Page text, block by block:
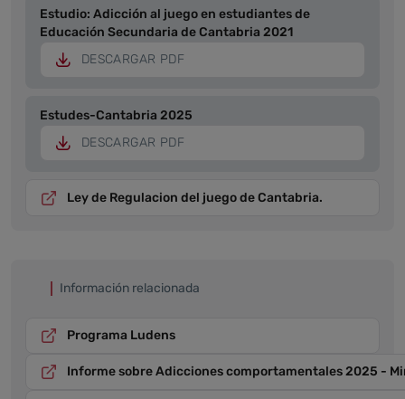
Estudio: Adicción al juego en estudiantes de
Educación Secundaria de Cantabria 2021
DESCARGAR PDF
Estudes-Cantabria 2025
DESCARGAR PDF
Ley de Regulacion del juego de Cantabria.
Información relacionada
Programa Ludens
Informe sobre Adicciones comportamentales 2025 -